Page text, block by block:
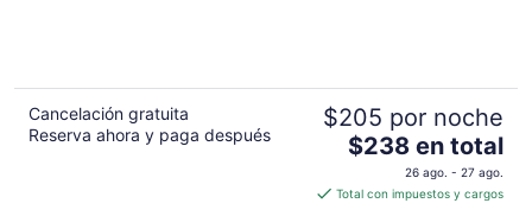
Cancelación gratuita
Reserva ahora y paga después
$205 por noche
El
es
$238 en total
26 ago. - 27 ago.
Total con impuestos y cargos